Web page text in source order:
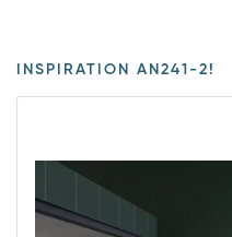
INSPIRATION AN241-2!